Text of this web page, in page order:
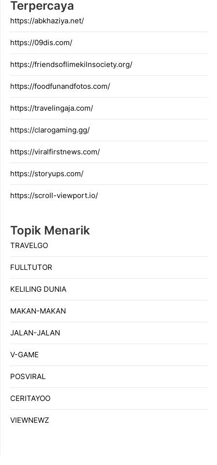
Terpercaya
https://abkhaziya.net/
https://09dis.com/
https://friendsoflimekilnsociety.org/
https://foodfunandfotos.com/
https://travelingaja.com/
https://clarogaming.gg/
https://viralfirstnews.com/
https://storyups.com/
https://scroll-viewport.io/
Topik Menarik
TRAVELGO
FULLTUTOR
KELILING DUNIA
MAKAN-MAKAN
JALAN-JALAN
V-GAME
POSVIRAL
CERITAYOO
VIEWNEWZ